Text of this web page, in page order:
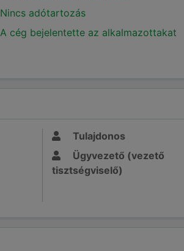
Nincs adótartozás
A cég bejelentette az alkalmazottakat
Tulajdonos
Ügyvezető (vezető
tisztségviselő)